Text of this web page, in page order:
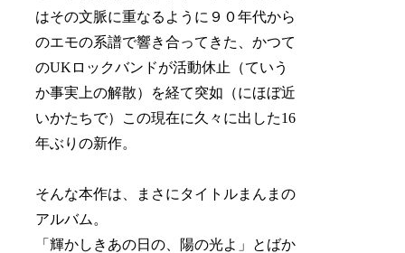
はその文脈に重なるように９０年代から
のエモの系譜で響き合ってきた、かつて
のUKロックバンドが活動休止（ていう
か事実上の解散）を経て突如（にほぼ近
いかたちで）この現在に久々に出した16
年ぶりの新作。
そんな本作は、まさにタイトルまんまの
アルバム。
「輝かしきあの日の、陽の光よ」とばか